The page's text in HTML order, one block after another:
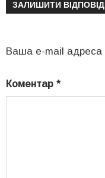
ЗАЛИШИТИ
Ваша e-mail адреса
Коментар *